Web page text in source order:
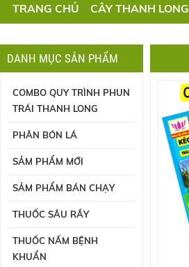
TRANG CHỦ CÂY THANH LONG
DANH MỤC SẢN PHẨM
COMBO QUY TRÌNH PHUN
TRÁI THANH LONG
PHÂN BÓN LÁ
SẢM PHẨM MỚI
SẢM PHẨM BÁN CHẠY
THUỐC SÂU RẦY
THUỐC NẤM BỆNH
KHUẨN